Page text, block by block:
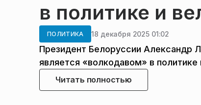
в политике и
ПОЛИТИКА 18 декабря 2025 01:02
Президент Белоруссии Александр
является «волкодавом» в
Читать полностью